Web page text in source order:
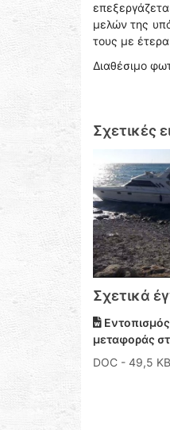
μελών της
τους με
Διαθέσιμο
Σχετικές
Σχετικά
μεταφοράς
DOC - 49,5 KB